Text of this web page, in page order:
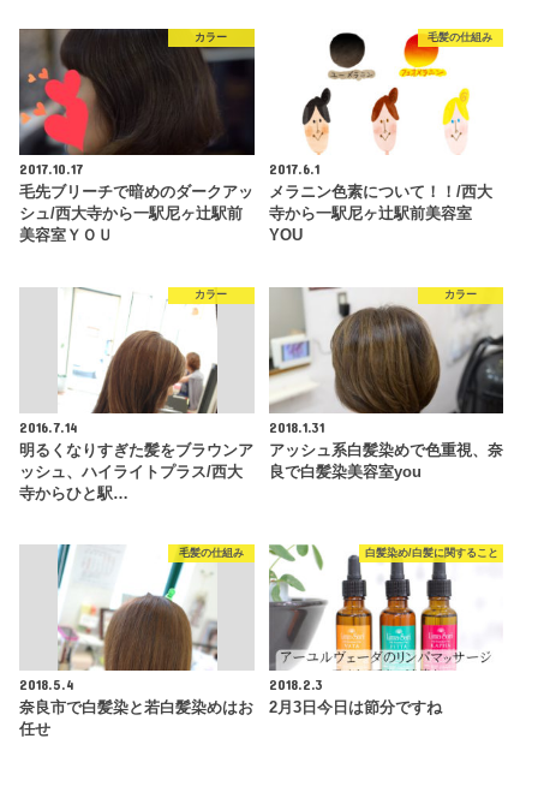
カラー
2017.10.17
毛先ブリーチで暗めのダークアッ
シュ/西大寺から一駅尼ヶ辻駅前
美容室ＹＯＵ
毛髪の仕組み
2017.6.1
メラニン色素について！！/西大
寺から一駅尼ヶ辻駅前美容室
YOU
カラー
2016.7.14
明るくなりすぎた髪をブラウンア
ッシュ、ハイライトプラス/西大
寺からひと駅…
カラー
2018.1.31
アッシュ系白髪染めで色重視、奈
良で白髪染美容室you
毛髪の仕組み
2018.5.4
奈良市で白髪染と若白髪染めはお
任せ
白髪染め/白髪に関すること
2018.2.3
2月3日今日は節分ですね